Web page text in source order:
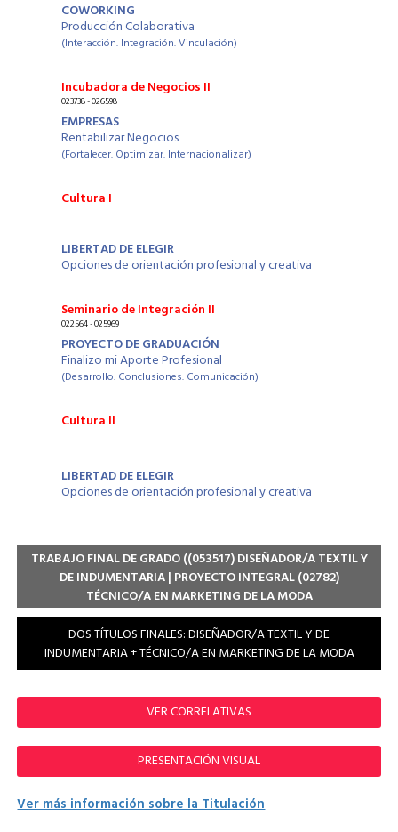
COWORKING
Producción Colaborativa
(Interacción. Integración. Vinculación)
Incubadora de Negocios II
023738 - 026598
EMPRESAS
Rentabilizar Negocios
(Fortalecer. Optimizar. Internacionalizar)
Cultura I
LIBERTAD DE ELEGIR
Opciones de orientación profesional y creativa
Seminario de Integración II
022564 - 025969
PROYECTO DE GRADUACIÓN
Finalizo mi Aporte Profesional
(Desarrollo. Conclusiones. Comunicación)
Cultura II
LIBERTAD DE ELEGIR
Opciones de orientación profesional y creativa
TRABAJO FINAL DE GRADO ((053517)DISEÑADOR/A TEXTIL Y
DE INDUMENTARIA | PROYECTO INTEGRAL(02782)
TÉCNICO/A EN MARKETING DE LA MODA
DOS TÍTULOS FINALES: DISEÑADOR/A TEXTIL Y DE
INDUMENTARIA + TÉCNICO/A EN MARKETING DE LA MODA
VER CORRELATIVAS
PRESENTACIÓN VISUAL
Ver más información sobre la Titulación